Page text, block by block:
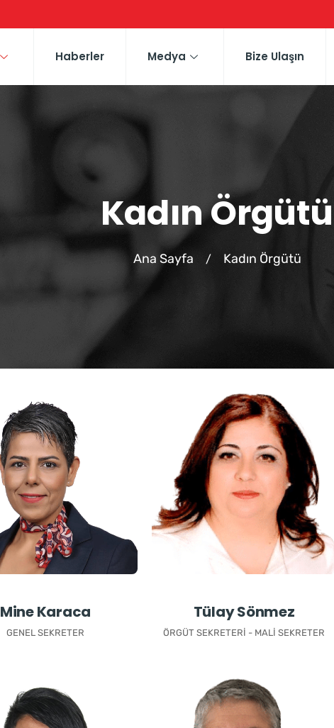
Haberler Medya Bize Ulaşın
Kadın Örgütü
Ana Sayfa / Kadın Örgütü
Mine Karaca
GENEL SEKRETER
Tülay Sönmez
ÖRGÜT SEKRETERI - MALI SEKRETER